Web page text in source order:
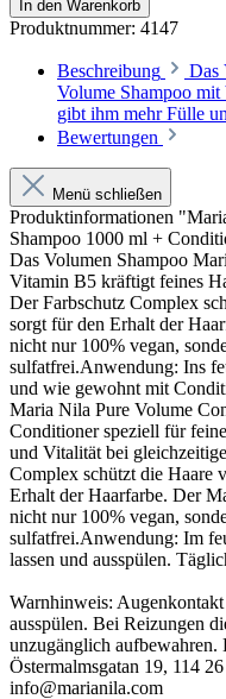
In den Warenkorb
Produktnummer: 4147
Beschreibung
Das
Volume Shampoo
gibt ihm mehr Fülle
Bewertungen
Menü schließen
Produktinformationen
Shampoo 1000 ml +
Das Volumen Shampoo
Vitamin B5 kräftigt feines
Der Farbschutz Complex
sorgt für den Erhalt der
nicht nur 100% vegan,
sulfatfrei.Anwendung: Ins
und wie gewohnt mit
Maria Nila Pure Volume
Conditioner speziell für
und Vitalität bei
Complex schützt die Haare
Erhalt der Haarfarbe. Der
nicht nur 100% vegan,
sulfatfrei.Anwendung: Im
lassen und ausspülen.
Warnhinweis:
ausspülen. Bei Reizungen
unzugänglich
Östermalmsgatan 19, 114
info@marianila.com